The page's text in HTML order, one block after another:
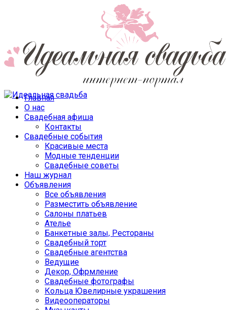
Главная
О нас
Свадебная афиша
Контакты
Свадебные события
Красивые места
Модные тенденции
Свадебные советы
Наш журнал
Объявления
Все объявления
Разместить объявление
Салоны платьев
Ателье
Банкетные залы, Рестораны
Свадебный торт
Свадебные агентства
Ведущие
Декор, Офрмление
Свадебные фотографы
Кольца Ювелирные украшения
Видеооператоры